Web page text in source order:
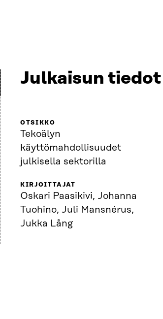
Julkaisun tiedot
OTSIKKO
Tekoälyn
käyttömahdollisuudet
julkisella sektorilla
KIRJOITTAJAT
Oskari Paasikivi, Johanna
Tuohino, Juli Mansnérus,
Jukka Lång